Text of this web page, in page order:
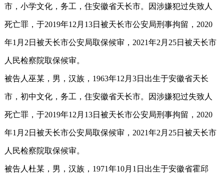
市，小学文化，务工，住安徽省天长市。因涉嫌犯过失致人
死亡罪，于2019年12月13日被天长市公安局刑事拘留，2020
年1月2日被天长市公安局取保候审，2021年2月25日被天长市
人民检察院取保候审。
被告人巫某，男，汉族，1963年12月3日出生于安徽省天长
市，初中文化，务工，住安徽省天长市。因涉嫌犯过失致人
死亡罪，于2019年12月13日被天长市公安局刑事拘留，2020
年1月2日被天长市公安局取保候审，2021年2月25日被天长市
人民检察院取保候审。
被告人杜某，男，汉族，1971年10月1日出生于安徽省霍邱